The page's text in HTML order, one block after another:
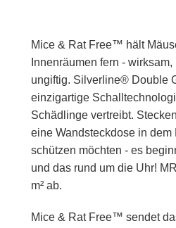
Mice & Rat Free™ hält
Innenräumen fern -
ungiftig. Silverline® Double
einzigartige
Schädlinge vertreibt.
eine Wandsteckdose in dem
schützen möchten - es
und das rund um die Uhr!
m² ab.
Mice & Rat Free™ sendet